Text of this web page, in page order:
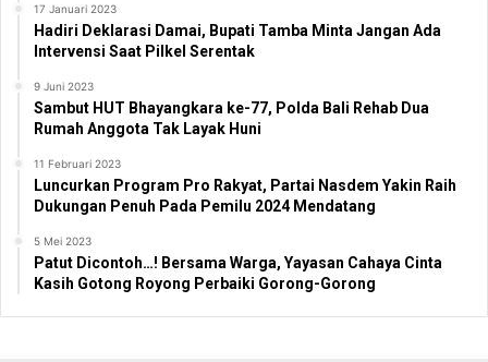
17 Januari 2023
Hadiri Deklarasi Damai, Bupati Tamba Minta Jangan Ada
Intervensi Saat Pilkel Serentak
9 Juni 2023
Sambut HUT Bhayangkara ke-77, Polda Bali Rehab Dua
Rumah Anggota Tak Layak Huni
11 Februari 2023
Luncurkan Program Pro Rakyat, Partai Nasdem Yakin Raih
Dukungan Penuh Pada Pemilu 2024 Mendatang
5 Mei 2023
Patut Dicontoh…! Bersama Warga, Yayasan Cahaya Cinta
Kasih Gotong Royong Perbaiki Gorong-Gorong